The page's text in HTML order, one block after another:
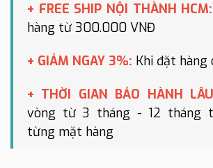
+ FREE SHIP NỘI THÀNH HCM:
hàng từ 300.000 VNĐ
+ GIẢM NGAY 3%: Khi đặt hàng
+ THỜI GIAN BẢO HÀNH
vòng từ 3 tháng - 12 tháng
từng mặt hàng